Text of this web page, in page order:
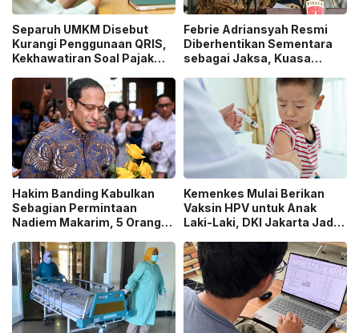
Separuh UMKM Disebut
Kurangi Penggunaan QRIS,
Kekhawatiran Soal Pajak
Sorotan!
Febrie Adriansyah Resmi
Diberhentikan Sementara
sebagai Jaksa, Kuasa
Praperadilan!
Hakim Banding Kabulkan
Sebagian Permintaan
Nadiem Makarim, 5 Orang
Kasus Chromebook!
Kemenkes Mulai Berikan
Vaksin HPV untuk Anak
Laki-Laki, DKI Jakarta Jadi
BIAS 2026